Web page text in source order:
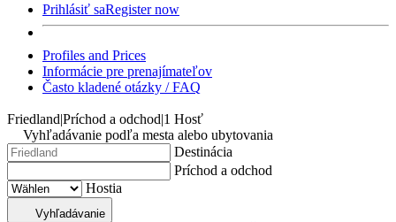
Prihlásiť saRegister now
Profiles and Prices
Informácie pre prenajímateľov
Často kladené otázky / FAQ
Friedland|Príchod a odchod|1 Hosť
Vyhľadávanie podľa mesta alebo ubytovania
Destinácia
Príchod a odchod
Hostia
Vyhľadávanie